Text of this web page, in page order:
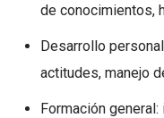
de conocimientos,
Desarrollo
actitudes, manejo
Formación